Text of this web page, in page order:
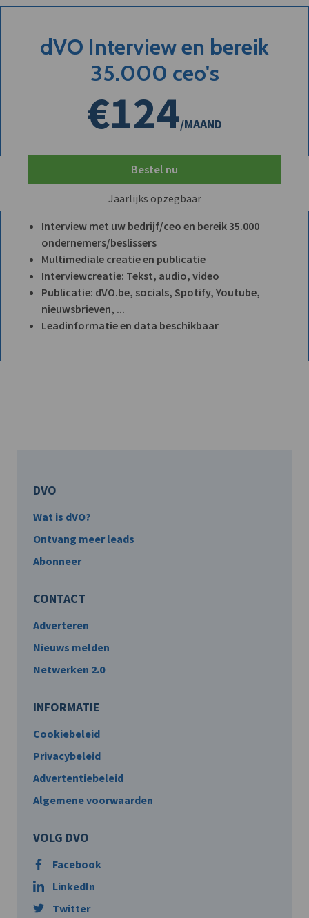
dVO Interview en bereik
35.000 ceo's
€124/MAAND
Bestel nu
Jaarlijks opzegbaar
Interview met uw bedrijf/ceo en bereik 35.000
ondernemers/beslissers
Multimediale creatie en publicatie
Interviewcreatie: Tekst, audio, video
Publicatie: dVO.be, socials, Spotify, Youtube,
nieuwsbrieven, ...
Leadinformatie en data beschikbaar
DVO
Wat is dVO?
Ontvang meer leads
Abonneer
CONTACT
Adverteren
Nieuws melden
Netwerken 2.0
INFORMATIE
Cookiebeleid
Privacybeleid
Advertentiebeleid
Algemene voorwaarden
VOLG DVO
Facebook
LinkedIn
Twitter